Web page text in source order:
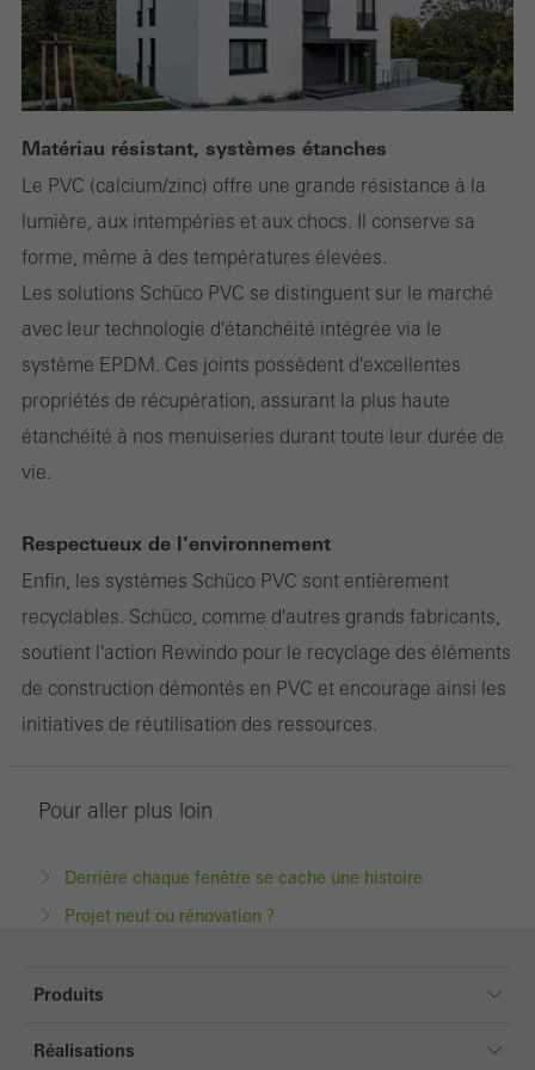
Matériau résistant, systèmes étanches
Le PVC (calcium/zinc) offre une grande résistance à la
lumière, aux intempéries et aux chocs. Il conserve sa
forme, même à des températures élevées.
Les solutions Schüco PVC se distinguent sur le marché
avec leur technologie d'étanchéité intégrée via le
système EPDM. Ces joints possèdent d'excellentes
propriétés de récupération, assurant la plus haute
étanchéité à nos menuiseries durant toute leur durée de
vie.
Respectueux de l’environnement
Enfin, les systèmes Schüco PVC sont entièrement
recyclables. Schüco, comme d'autres grands fabricants,
soutient l'action Rewindo pour le recyclage des éléments
de construction démontés en PVC et encourage ainsi les
initiatives de réutilisation des ressources.
Pour aller plus loin
Derrière chaque fenêtre se cache une histoire
Projet neuf ou rénovation ?
Produits
Réalisations
lévaluation des campagnes que nous avons menées, par
exemple. Ces cookies sont utilisés pour améliorer la convivialité
du site web et donc lexpérience de lutilisateur. Ils collectent des
temps moyen passé sur le site et les pages appelées.
Cookies de tiers
Les cookies marketing sont utilisés par des fournisseurs tiers pour
afficher des publicités personnalisées et attrayantes pour les
utilisateurs individuels. Pour ce faire, ils "suivent" les utilisateurs
sur les sites web. Cela implique également lincorporation de
services de prestataires tiers qui fournissent leurs services de
manière indépendante.
Enregistrer